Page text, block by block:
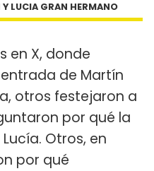
LUCIA GRAN HERMANO
en X, donde
de Martín
otros festejaron a
por qué la
Otros, en
por qué